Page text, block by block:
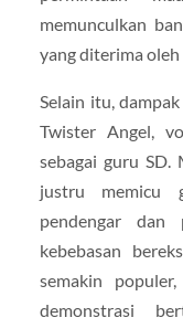
memunculkan
yang diterima
Selain itu,
Twister Angel,
sebagai guru SD.
justru memicu
pendengar dan
kebebasan
semakin
demonstrasi